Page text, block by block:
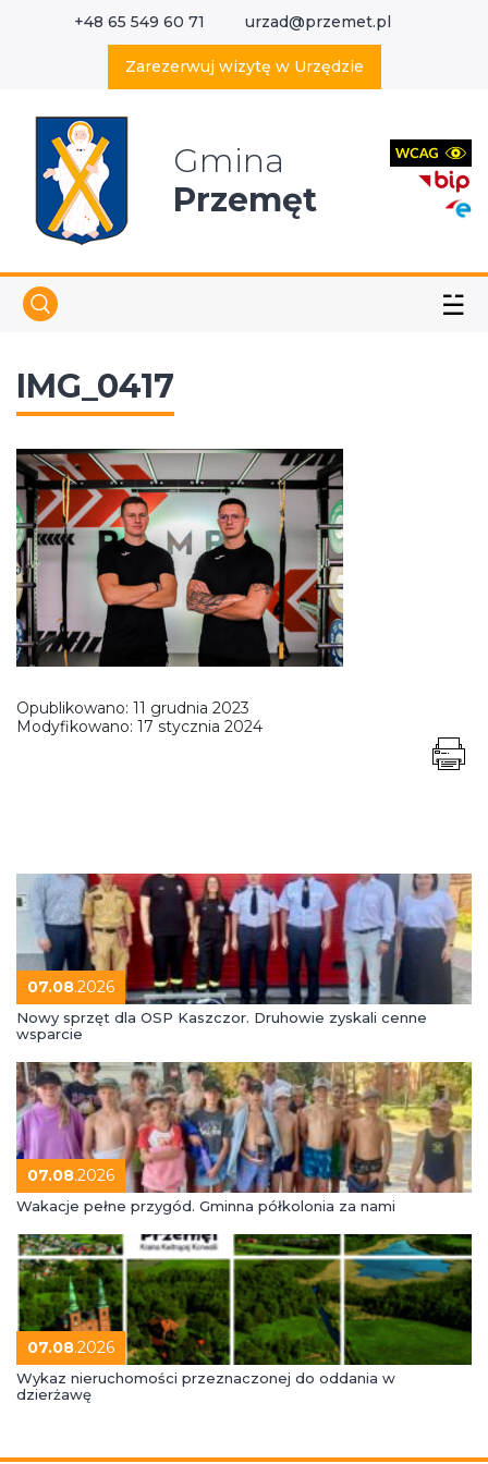
+48 65 549 60 71 urzad@przemet.pl
Zarezerwuj wizytę w Urzędzie
Gmina
Przemęt
☱
IMG_0417
Opublikowano: 11 grudnia 2023
Modyfikowano: 17 stycznia 2024
07.08.2026
Nowy sprzęt dla OSP Kaszczor. Druhowie zyskali cenne
wsparcie
07.08.2026
Wakacje pełne przygód. Gminna półkolonia za nami
07.08.2026
Wykaz nieruchomości przeznaczonej do oddania w
dzierżawę
Wyszukaj w serwisie